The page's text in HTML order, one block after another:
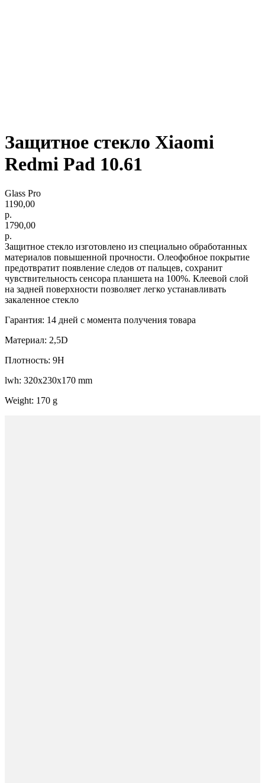
Защитное стекло Xiaomi
Redmi Pad 10.61
Glass Pro
1190,00
р.
1790,00
р.
Защитное стекло изготовлено из специально обработанных
материалов повышенной прочности. Олеофобное покрытие
предотвратит появление следов от пальцев, сохранит
чувствительность сенсора планшета на 100%. Клеевой слой
на задней поверхности позволяет легко устанавливать
закаленное стекло
Гарантия: 14 дней с момента получения товара
Материал: 2,5D
Плотность: 9H
lwh: 320x230x170 mm
Weight: 170 g